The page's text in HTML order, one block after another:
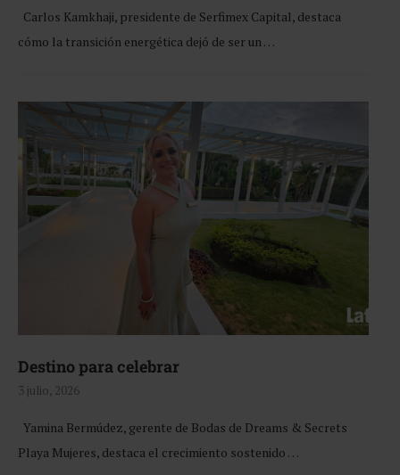
Carlos Kamkhaji, presidente de Serfimex Capital, destaca
cómo la transición energética dejó de ser un …
Destino para celebrar
3 julio, 2026
Yamina Bermúdez, gerente de Bodas de Dreams & Secrets
Playa Mujeres, destaca el crecimiento sostenido …